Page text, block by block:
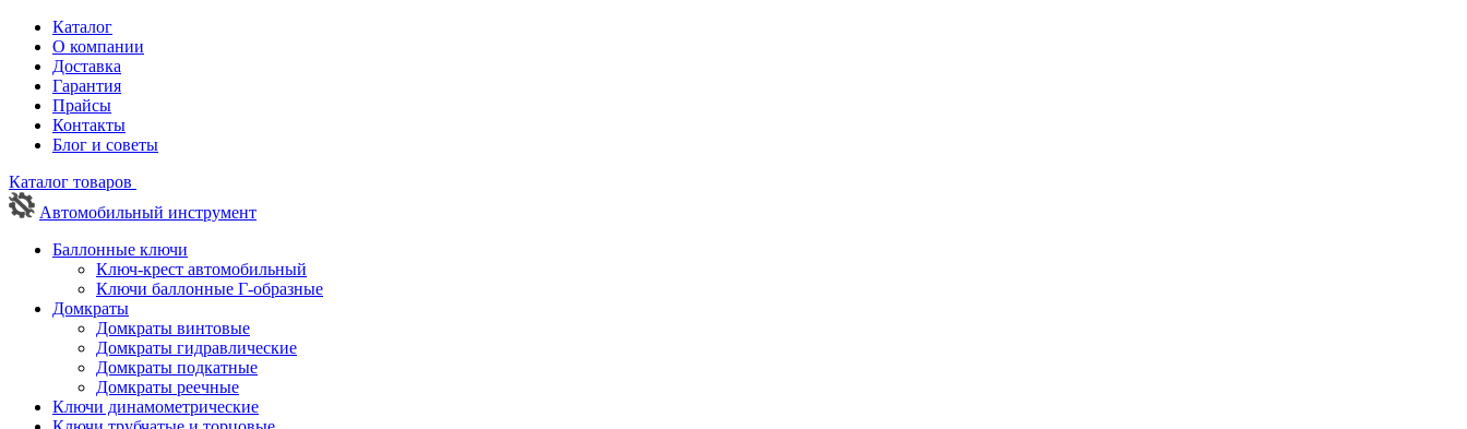
Каталог
О компании
Доставка
Гарантия
Прайсы
Контакты
Блог и советы
Каталог товаров
Автомобильный инструмент
Баллонные ключи
Ключ-крест автомобильный
Ключи баллонные Г-образные
Домкраты
Домкраты винтовые
Домкраты гидравлические
Домкраты подкатные
Домкраты реечные
Ключи динамометрические